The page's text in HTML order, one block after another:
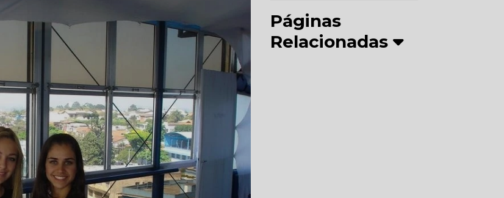
Páginas
Relacionadas